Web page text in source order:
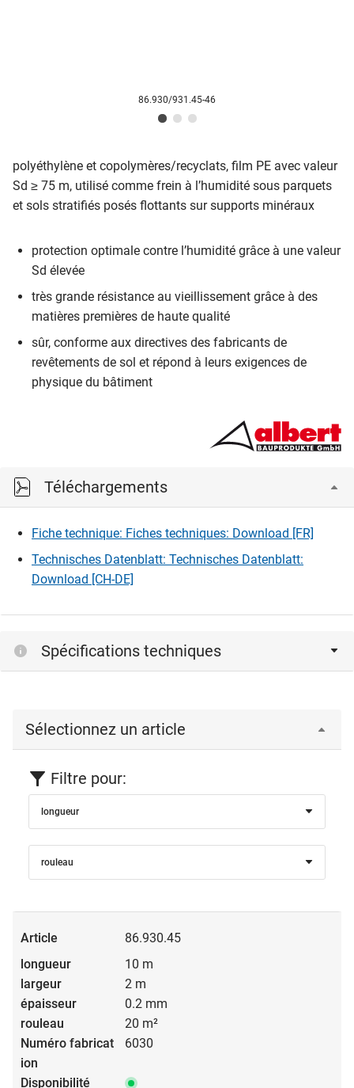
86.930/931.45-46
polyéthylène et copolymères/recyclats, film PE avec valeur
Sd ≥ 75 m, utilisé comme frein à l’humidité sous parquets
et sols stratifiés posés flottants sur supports minéraux
protection optimale contre l’humidité grâce à une valeur
Sd élevée
très grande résistance au vieillissement grâce à des
matières premières de haute qualité
sûr, conforme aux directives des fabricants de
revêtements de sol et répond à leurs exigences de
physique du bâtiment
Téléchargements
Fiche technique: Fiches techniques: Download [FR]
Technisches Datenblatt: Technisches Datenblatt:
Download [CH-DE]
Spécifications techniques
Sélectionnez un article
Filtre pour:
longueur
rouleau
86.930.45
10 m
2 m
0.2 mm
20 m²
6030